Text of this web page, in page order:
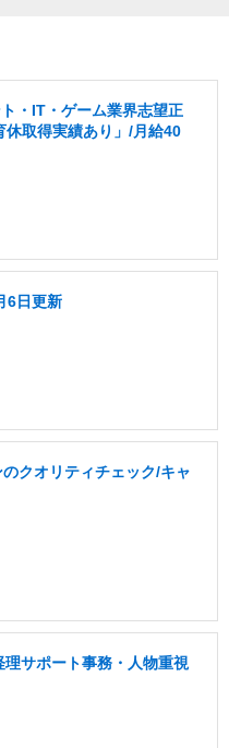
・IT・ゲーム業界志望正
休取得実績あり」/月給40
6日更新
クオリティチェック/キャ
サポート事務・人物重視